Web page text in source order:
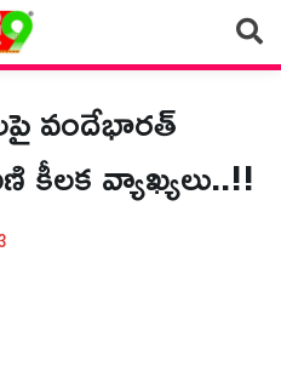
వందేభారత్
కీలక వ్యాఖ్యలు..!!